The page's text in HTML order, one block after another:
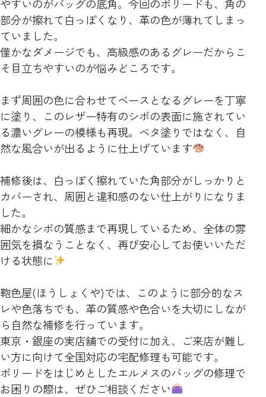
やすいのがバッグの底角。今回のボリードも、角の
部分が擦れて白っぽくなり、革の色が薄れてしまっ
ていました。
僅かなダメージでも、高級感のあるグレーだからこ
そ目立ちやすいのが悩みどころです。
まず周囲の色に合わせてベースとなるグレーを丁寧
に塗り、このレザー特有のシボの表面に施されてい
る濃いグレーの模様も再現。ベタ塗りではなく、自
然な風合いが出るように仕上げています
補修後は、白っぽく擦れていた角部分がしっかりと
カバーされ、周囲と違和感のない仕上がりになりま
した。
細かなシボの質感まで再現しているため、全体の雰
囲気を損なうことなく、再び安心してお使いいただ
ける状態に
鞄色屋(ほうしょくや)では、このように部分的なス
レや色落ちでも、革の質感や色合いを大切にしなが
ら自然な補修を行っています。
東京・銀座の実店舗での受付に加え、ご来店が難し
い方に向けて全国対応の宅配修理も可能です。
ボリードをはじめとしたエルメスのバッグの修理で
お困りの際は、ぜひご相談ください